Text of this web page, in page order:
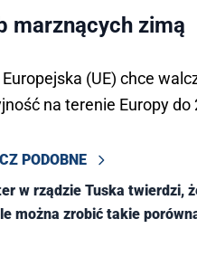
marznących zimą
(UE) chce
na terenie Europy do
PODOBNE
w rządzie Tuska twierdzi,
można zrobić takie